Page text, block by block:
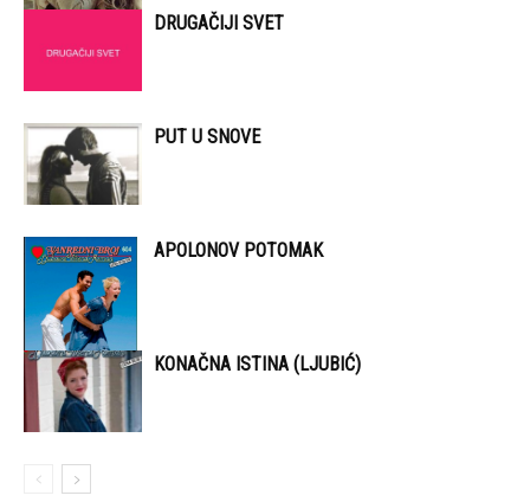
DRUGAČIJI SVET
PUT U SNOVE
APOLONOV POTOMAK
KONAČNA ISTINA (LJUBIĆ)